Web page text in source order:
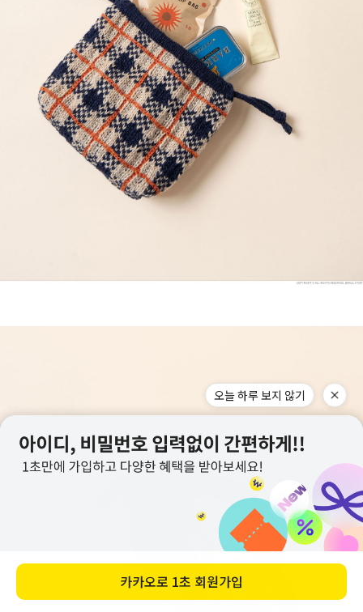
오늘 하루 보지 않기
카카오로 1초 회원가입